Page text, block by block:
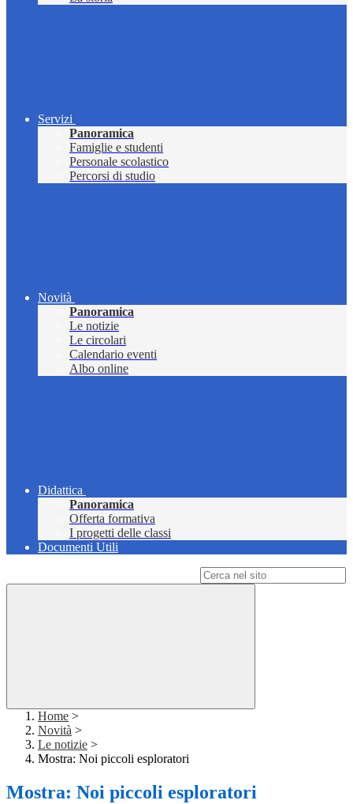
Servizi
Panoramica
Famiglie e studenti
Personale scolastico
Percorsi di studio
Novità
Panoramica
Le notizie
Le circolari
Calendario eventi
Albo online
Didattica
Panoramica
Offerta formativa
I progetti delle classi
Documenti Utili
Home >
Novità >
Le notizie >
Mostra: Noi piccoli esploratori
Mostra: Noi piccoli esploratori